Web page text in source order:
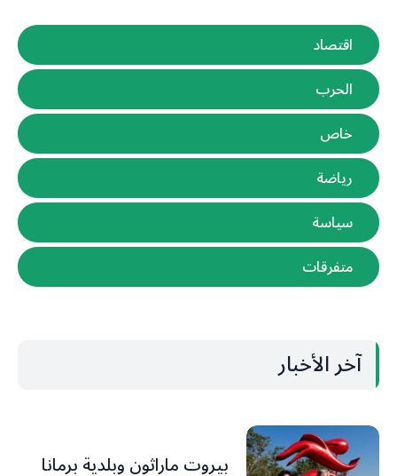
اقتصاد
الحرب
خاص
رياضة
سياسة
متفرقات
آخر الأخبار
بيروت ماراثون وبلدية برمانا